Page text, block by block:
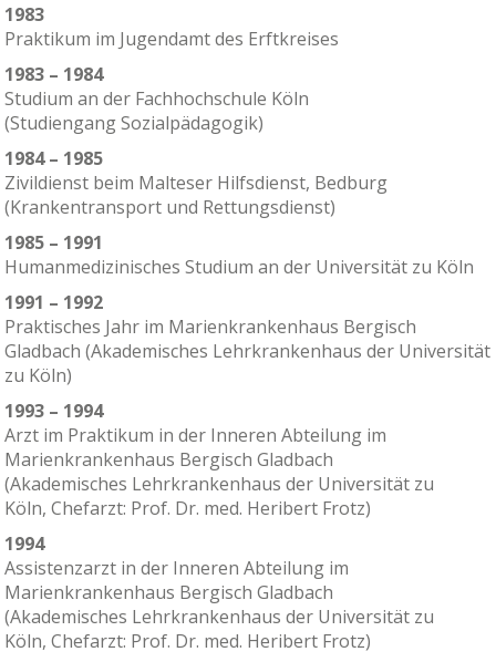
1983
Praktikum im Jugendamt des Erftkreises
1983 – 1984
Studium an der Fachhochschule Köln
(Studiengang Sozialpädagogik)
1984 – 1985
Zivildienst beim Malteser Hilfsdienst, Bedburg
(Krankentransport und Rettungsdienst)
1985 – 1991
Humanmedizinisches Studium an der Universität zu Köln
1991 – 1992
Praktisches Jahr im Marienkrankenhaus Bergisch
Gladbach (Akademisches Lehrkrankenhaus der Universität
zu Köln)
1993 – 1994
Arzt im Praktikum in der Inneren Abteilung im
Marienkrankenhaus Bergisch Gladbach
(Akademisches Lehrkrankenhaus der Universität zu
Köln, Chefarzt: Prof. Dr. med. Heribert Frotz)
1994
Assistenzarzt in der Inneren Abteilung im
Marienkrankenhaus Bergisch Gladbach
(Akademisches Lehrkrankenhaus der Universität zu
Köln, Chefarzt: Prof. Dr. med. Heribert Frotz)